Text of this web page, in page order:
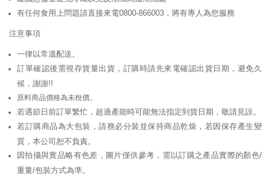
有任何食用上問題請直接來電0800-866003，將有專人為您服務
注意事項
一律以常溫配送。
訂單確認後需視存貨量出貨，訂購時請先來電確認出貨日期，避免久
候，謝謝!!
原料商品價格為未稅價。
若遇節日前訂單繁忙，超過產能時可能無法指定到貨日期，敬請見諒。
若訂購商品為大包裝，請務必分裝並保持商品乾燥，若因保存產生變
質，本公司恕不負責。
因拍攝與實品略有色差，圖片僅供參考，需以訂購之產品實際的顏色/
重量/包裝方式為準。